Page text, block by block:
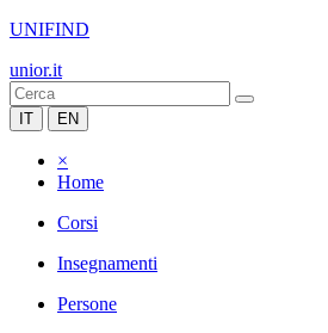
UNIFIND
unior.it
IT EN
×
Home
Corsi
Insegnamenti
Persone